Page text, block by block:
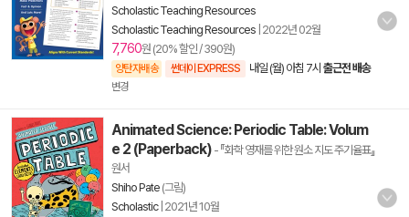
Scholastic Teaching Resources
Scholastic Teaching Resources 2022년 02월
7,760원 (20% 할인 / 390원)
양탄자배송 썬데이 EXPRESS 내일 (월) 아침 7시 출근전 배송
변경
Animated Science: Periodic Table: Volum
e 2 (Paperback) - 『화학 영재를 위한 원소 지도 주기율표』
원서
Shiho Pate (그림)
Scholastic| 2021년 10월